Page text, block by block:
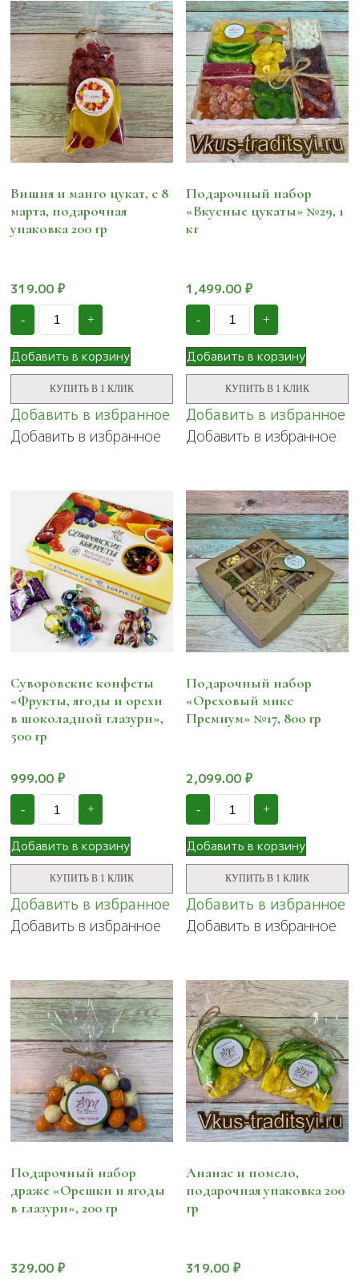
Вишня и манго цукат, с 8
марта, подарочная
упаковка 200 гр
319.00 ₽
- Количество
Вишня
и
манго
цукат,
марта,
подарочная
упаковка
+
Добавить в корзину
КУПИТЬ В 1 КЛИК
Добавить в избранное
Добавить в избранное
Подарочный набор
«Вкусные цукаты» №29, 1
кг
1,499.00₽
- Количество
Подарочный
набор
«Вкусные
цукаты»
№29,
кг
+
Добавить в корзину
КУПИТЬ В 1 КЛИК
Добавить в избранное
Добавить в избранное
Суворовские конфеты
«Фрукты, ягоды и орехи
в шоколадной глазури»,
500 гр
999.00 ₽
- Количество
Суворовские
конфеты
"Фрукты,
ягоды
орехи
в
шоколадной
глазури",
+
Добавить в корзину
КУПИТЬ В 1 КЛИК
Добавить в избранное
Добавить в избранное
Подарочный набор
«Ореховый микс
Премиум» №17, 800 гр
2,099.00₽
- Количество
Подарочный
набор
"Ореховый
микс
Премиум"
№17,
800
гр
+
Добавить в корзину
КУПИТЬ В 1 КЛИК
Добавить в избранное
Добавить в избранное
Подарочный набор
драже «Орешки и ягоды
в глазури», 200 гр
329.00 ₽
Ананас и помело,
подарочная упаковка 200
гр
319.00₽